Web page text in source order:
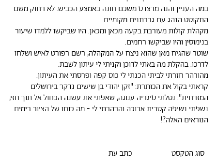
סוג הטקסט
כתב עת
במה העניין והנה מרצדס משכם חונה באמצע הכביש. לא רחוק משם
התקוטט הנהג עם גברתנים מקומיים.
מקהלת קולות מעורבת בקעה מכאן ומכאן. היו שביקשו ללמדו שיעור
בנימוסין והיו שביקשו רחמים.
שוטר שהגיח מאן שהוא ניצח על המקהלה, רשם רפורט לאיש ושלחו
לדרכו. בהקלת מה באתי לדוכן וקניתי לי עיתון לשבת.
מהורהר חזרתי לביתי הכנתי לי כוס קפה ופרסתי את העיתון.
קראתי בקול את הכותרת: "זקן יהודי בן שישים נדקר בירושלים
המזרחית". נטלתי סיגריה ענוגה, שאפתי את עשנה הכחול אל תוך חזי,
נשפתי נשיפה קטרית ארוכה והרהרתי לי - מה כוחו של הציור בימים
הנוראים האלה?!